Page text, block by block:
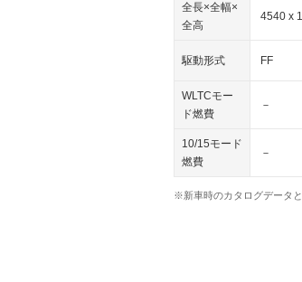
全長×全幅×
全高
4540 x
駆動形式 FF
WLTCモー
ド燃費
－
10/15モード
燃費
－
※新車時のカタログデータ